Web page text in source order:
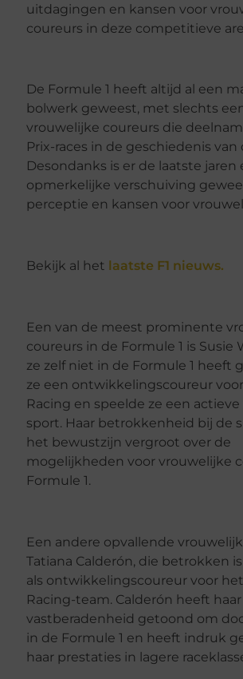
uitdagingen en kansen voor
coureurs in deze competitieve
De Formule 1 heeft altijd al een
bolwerk geweest, met slechts
vrouwelijke coureurs die
Prix-races in de geschiedenis van
Desondanks is er de laatste jaren
opmerkelijke verschuiving
perceptie en kansen voor
Bekijk al het laatste F1 nieuws.
Een van de meest prominente
coureurs in de Formule 1 is Susie
ze zelf niet in de Formule 1 heeft
ze een ontwikkelingscoureur
Racing en speelde ze een actieve
sport. Haar betrokkenheid bij de
het bewustzijn vergroot over de
mogelijkheden voor vrouwelijke
Formule 1.
Een andere opvallende
Tatiana Calderón, die betrokken
als ontwikkelingscoureur voor
Racing-team. Calderón heeft haar
vastberadenheid getoond om
in de Formule 1 en heeft indruk
haar prestaties in lagere